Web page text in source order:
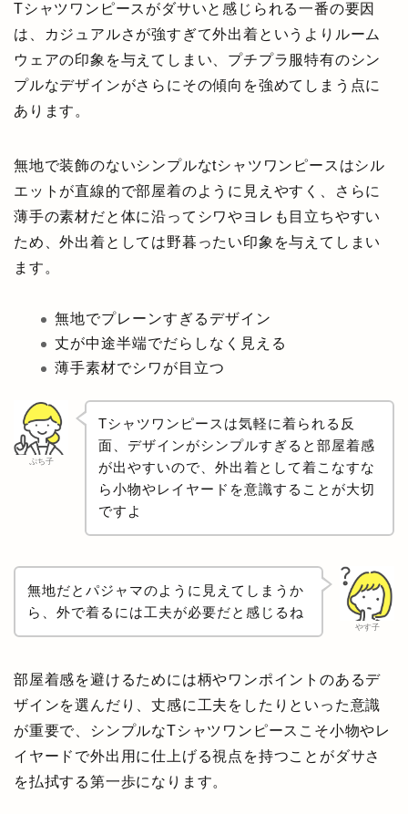
Tシャツワンピースがダサいと感じられる一番の要因
は、カジュアルさが強すぎて外出着というよりルーム
ウェアの印象を与えてしまい、プチプラ服特有のシン
プルなデザインがさらにその傾向を強めてしまう点に
あります。
無地で装飾のないシンプルなtシャツワンピースはシル
エットが直線的で部屋着のように見えやすく、さらに
薄手の素材だと体に沿ってシワやヨレも目立ちやすい
ため、外出着としては野暮ったい印象を与えてしまい
ます。
無地でプレーンすぎるデザイン
丈が中途半端でだらしなく見える
薄手素材でシワが目立つ
ぷち子
Tシャツワンピースは気軽に着られる反
面、デザインがシンプルすぎると部屋着感
が出やすいので、外出着として着こなすな
ら小物やレイヤードを意識することが大切
ですよ
やす子
無地だとパジャマのように見えてしまうか
ら、外で着るには工夫が必要だと感じるね
部屋着感を避けるためには柄やワンポイントのあるデ
ザインを選んだり、丈感に工夫をしたりといった意識
が重要で、シンプルなTシャツワンピースこそ小物やレ
イヤードで外出用に仕上げる視点を持つことがダサさ
を払拭する第一歩になります。